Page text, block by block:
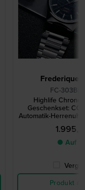
Frederique
FC-
Highlife
Geschenkset:
Automatik-
● Auf
Produkt